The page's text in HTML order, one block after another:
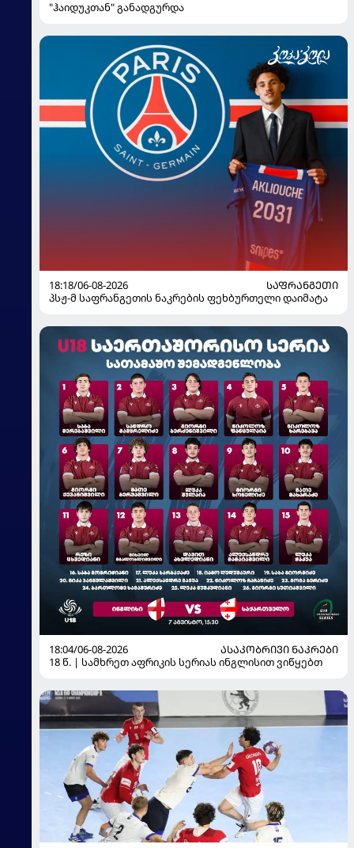
"ჰაიდუკთან" განადგურდა
18:18/06-08-2026
ᲡᲐᲤᲠᲐᲜᲒᲔᲗᲘ
პსჟ-მ საფრანგეთის ნაკრების ფეხბურთელი დაიმატა
18:04/06-08-2026
ᲐᲡᲐᲙᲝᲑᲠᲘᲕᲘ ᲜᲐᲙᲠᲔᲑᲘ
18 წ. | სამხრეთ აფრიკის სერიას ინგლისით ვიწყებთ